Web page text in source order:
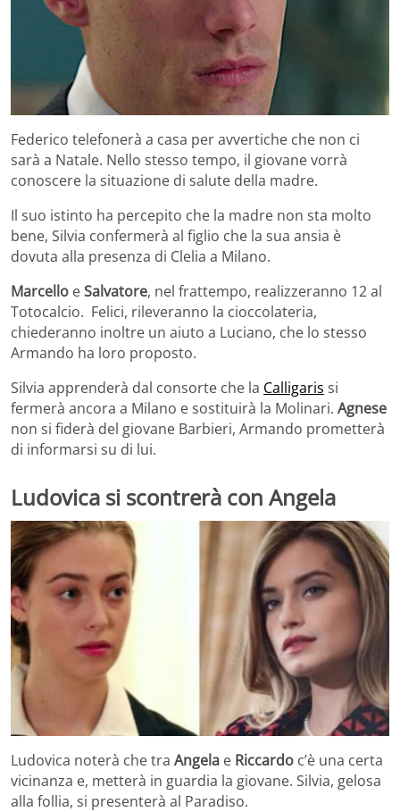
Federico telefonerà a casa per avvertiche che non ci
sarà a Natale. Nello stesso tempo, il giovane vorrà
conoscere la situazione di salute della madre.
Il suo istinto ha percepito che la madre non sta molto
bene, Silvia confermerà al figlio che la sua ansia è
dovuta alla presenza di Clelia a Milano.
Marcello eSalvatore, nel frattempo, realizzeranno 12 al
Totocalcio. Felici, rileveranno la cioccolateria,
chiederanno inoltre un aiuto a Luciano, che lo stesso
Armando ha loro proposto.
Silvia apprenderà dal consorte che la Calligaris si
fermerà ancora a Milano e sostituirà la Molinari. Agnese
non si fiderà del giovane Barbieri, Armando prometterà
di informarsi su di lui.
Ludovica si scontrerà con Angela
Ludovica noterà che tra Angela e Riccardo c’è una certa
vicinanza e, metterà in guardia la giovane. Silvia, gelosa
alla follia, si presenterà al Paradiso.